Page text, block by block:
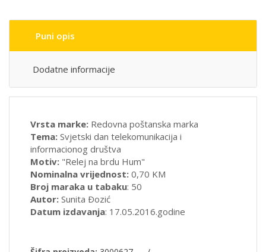
Puni opis
Dodatne informacije
Vrsta marke: Redovna poštanska marka
Tema: Svjetski dan telekomunikacija i
informacionog društva
Motiv: "Relej na brdu Hum"
Nominalna vrijednost: 0,70 KM
Broj maraka u tabaku: 50
Autor: Sunita Ðozić
Datum izdavanja: 17.05.2016.godine